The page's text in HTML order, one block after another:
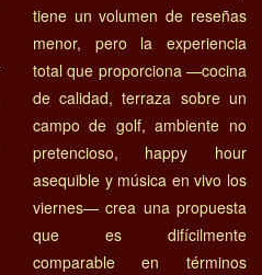
tiene un volumen de reseñas
menor, pero la experiencia
total que proporciona —cocina
de calidad, terraza sobre un
campo de golf, ambiente no
pretencioso, happy hour
asequible y música en vivo los
viernes— crea una propuesta
que es difícilmente
comparable en términos